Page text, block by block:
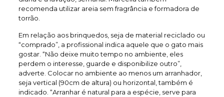
recomenda utilizar areia sem fragrância e formadora de
torrão.
Em relação aos brinquedos, seja de material reciclado ou
“comprado”, a profissional indica aquele que o gato mais
gostar. “Não deixe muito tempo no ambiente, eles
perdem o interesse, guarde e disponibilize outro”,
adverte. Colocar no ambiente ao menos um arranhador,
seja vertical (90cm de altura) ou horizontal, também é
indicado. “Arranhar é natural para a espécie, serve para